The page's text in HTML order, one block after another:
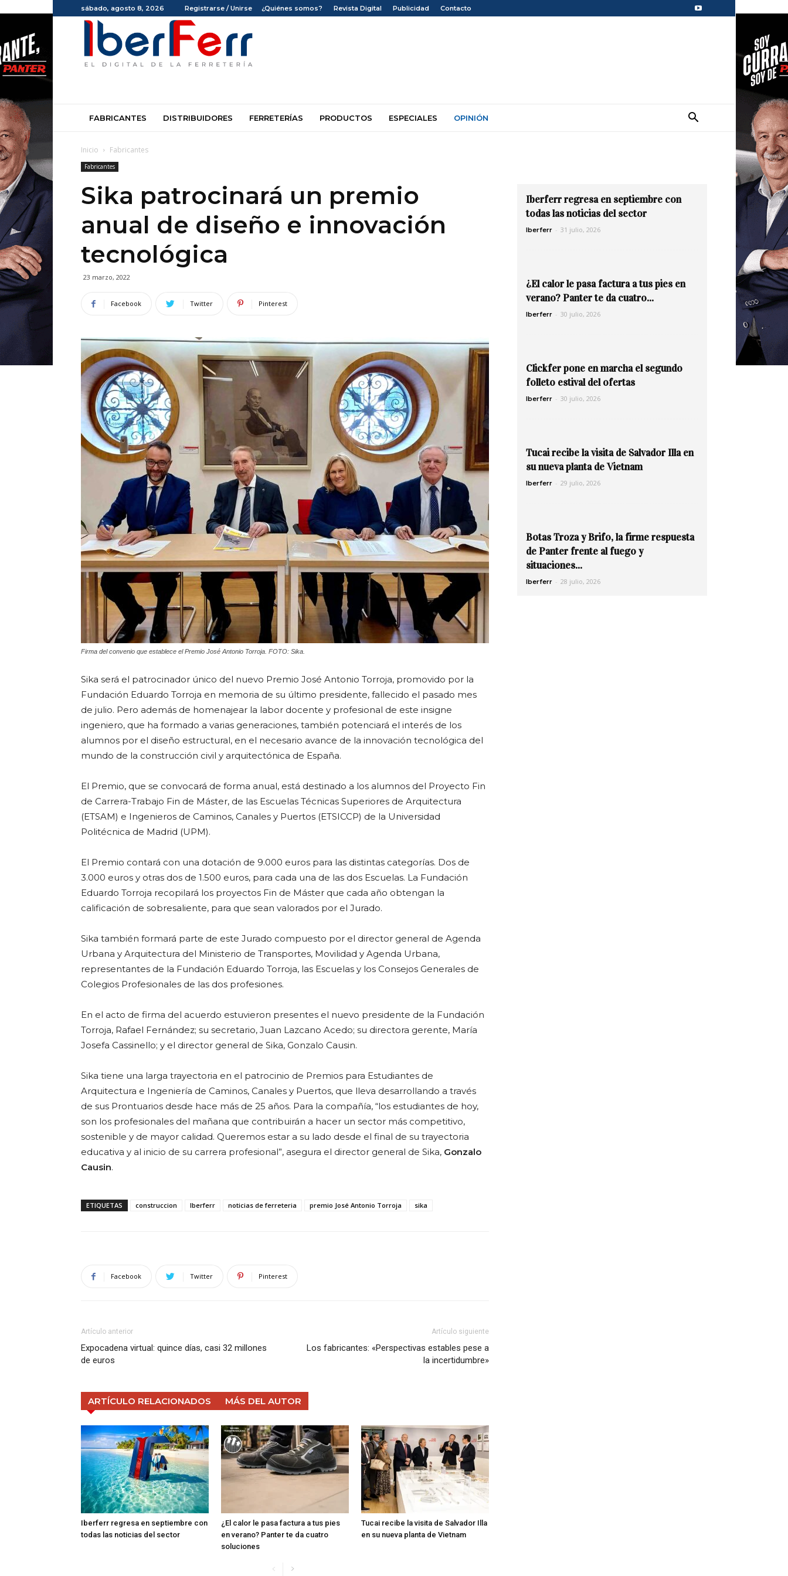
sábado, agosto 8, 2026 Registrarse / Unirse ¿Quiénes somos? Revista Digital Publicidad Contacto
Iberferr
FABRICANTES DISTRIBUIDORES FERRETERÍAS PRODUCTOS ESPECIALES OPINIÓN
Inicio Fabricantes
Fabricantes
Sika patrocinará un premio
anual de diseño e innovación
tecnológica
23 marzo, 2022
Facebook Twitter Pinterest
Firma del convenio que establece el Premio José Antonio Torroja. FOTO: Sika.
Sika será el patrocinador único del nuevo Premio José Antonio Torroja, promovido por la
Fundación Eduardo Torroja en memoria de su último presidente, fallecido el pasado mes
de julio. Pero además de homenajear la labor docente y profesional de este insigne
ingeniero, que ha formado a varias generaciones, también potenciará el interés de los
alumnos por el diseño estructural, en el necesario avance de la innovación tecnológica del
mundo de la construcción civil y arquitectónica de España.
El Premio, que se convocará de forma anual, está destinado a los alumnos del Proyecto Fin
de Carrera-Trabajo Fin de Máster, de las Escuelas Técnicas Superiores de Arquitectura
(ETSAM) e Ingenieros de Caminos, Canales y Puertos (ETSICCP) de la Universidad
Politécnica de Madrid (UPM).
El Premio contará con una dotación de 9.000 euros para las distintas categorías. Dos de
3.000 euros y otras dos de 1.500 euros, para cada una de las dos Escuelas. La Fundación
Eduardo Torroja recopilará los proyectos Fin de Máster que cada año obtengan la
calificación de sobresaliente, para que sean valorados por el Jurado.
Sika también formará parte de este Jurado compuesto por el director general de Agenda
Urbana y Arquitectura del Ministerio de Transportes, Movilidad y Agenda Urbana,
representantes de la Fundación Eduardo Torroja, las Escuelas y los Consejos Generales de
Colegios Profesionales de las dos profesiones.
En el acto de firma del acuerdo estuvieron presentes el nuevo presidente de la Fundación
Torroja, Rafael Fernández; su secretario, Juan Lazcano Acedo; su directora gerente, María
Josefa Cassinello; y el director general de Sika, Gonzalo Causin.
Sika tiene una larga trayectoria en el patrocinio de Premios para Estudiantes de
Arquitectura e Ingeniería de Caminos, Canales y Puertos, que lleva desarrollando a través
de sus Prontuarios desde hace más de 25 años. Para la compañía, “los estudiantes de hoy,
son los profesionales del mañana que contribuirán a hacer un sector más competitivo,
sostenible y de mayor calidad. Queremos estar a su lado desde el final de su trayectoria
educativa y al inicio de su carrera profesional”, asegura el director general de Sika, Gonzalo
Causin.
ETIQUETAS construccion Iberferr noticias de ferreteria premio José Antonio Torroja sika
Facebook Twitter Pinterest
Artículo anterior
Expocadena virtual: quince días, casi 32 millones
de euros
Artículo siguiente
Los fabricantes: «Perspectivas estables pese a
la incertidumbre»
ARTÍCULO RELACIONADOS MÁS DEL AUTOR
Iberferr regresa en septiembre con
todas las noticias del sector
¿El calor le pasa factura a tus pies
en verano? Panter te da cuatro
soluciones
Tucai recibe la visita de Salvador Illa
en su nueva planta de Vietnam
Iberferr regresa en septiembre con
todas las noticias del sector
Iberferr - 31 julio, 2026
¿El calor le pasa factura a tus pies en
verano? Panter te da cuatro...
Iberferr - 30 julio, 2026
Clickfer pone en marcha el segundo
folleto estival del ofertas
Iberferr - 30 julio, 2026
Tucai recibe la visita de Salvador Illa en
su nueva planta de Vietnam
Iberferr - 29 julio, 2026
Botas Troza y Brifo, la firme respuesta
de Panter frente al fuego y
situaciones...
Iberferr - 28 julio, 2026